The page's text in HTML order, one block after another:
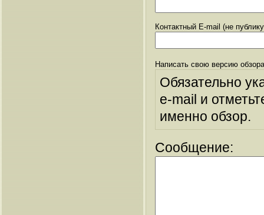
Контактный E-mail (не
Написать свою версию
Обязательно
e-mail и
именно обзор.
Сообщение: